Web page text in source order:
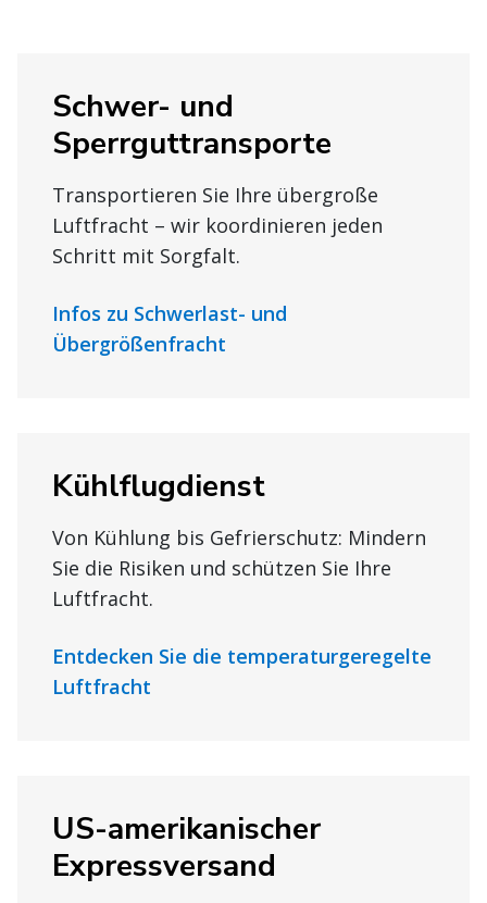
Schwer- und
Sperrguttransporte
Transportieren Sie Ihre übergroße
Luftfracht – wir koordinieren jeden
Schritt mit Sorgfalt.
Infos zu Schwerlast- und
Übergrößenfracht
Kühlflugdienst
Von Kühlung bis Gefrierschutz: Mindern
Sie die Risiken und schützen Sie Ihre
Luftfracht.
Entdecken Sie die temperaturgeregelte
Luftfracht
US-amerikanischer
Expressversand